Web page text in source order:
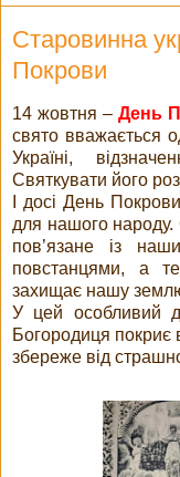
Старовинна
Покрови
14 жовтня – День
свято вважається
Україні,
Святкувати його
І досі День
для нашого народу.
пов’язане із
повстанцями, а
захищає нашу
У цей особливий
Богородиця покриє
збереже від